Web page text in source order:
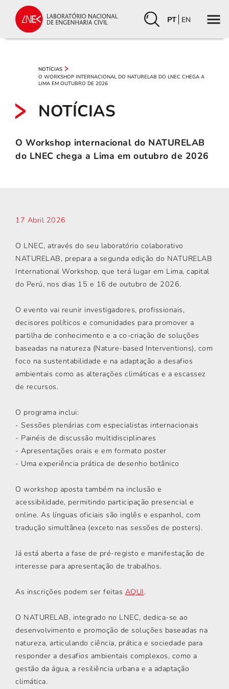
PT EN
NOTÍCIAS
O WORKSHOP INTERNACIONAL DO NATURELAB DO LNEC CHEGA A
LIMA EM OUTUBRO DE 2026
NOTÍCIAS
O Workshop internacional do NATURELAB
do LNEC chega a Lima em outubro de 2026
17 Abril 2026
O LNEC, através do seu laboratório colaborativo
NATURELAB, prepara a segunda edição do NATURELAB
International Workshop, que terá lugar em Lima, capital
do Perú, nos dias 15 e 16 de outubro de 2026.
O evento vai reunir investigadores, profissionais,
decisores políticos e comunidades para promover a
partilha de conhecimento e a co-criação de soluções
baseadas na natureza (Nature-based Interventions), com
foco na sustentabilidade e na adaptação a desafios
ambientais como as alterações climáticas e a escassez
de recursos.
O programa inclui:
- Sessões plenárias com especialistas internacionais
- Painéis de discussão multidisciplinares
- Apresentações orais e em formato poster
- Uma experiência prática de desenho botânico
O workshop aposta também na inclusão e
acessibilidade, permitindo participação presencial e
online. As línguas oficiais são inglês e espanhol, com
tradução simultânea (exceto nas sessões de posters).
Já está aberta a fase de pré-registo e manifestação de
interesse para apresentação de trabalhos.
As inscrições podem ser feitas AQUI.
O NATURELAB, integrado no LNEC, dedica-se ao
desenvolvimento e promoção de soluções baseadas na
natureza, articulando ciência, prática e sociedade para
responder a desafios ambientais complexos, como a
gestão da água, a resiliência urbana e a adaptação
climática.